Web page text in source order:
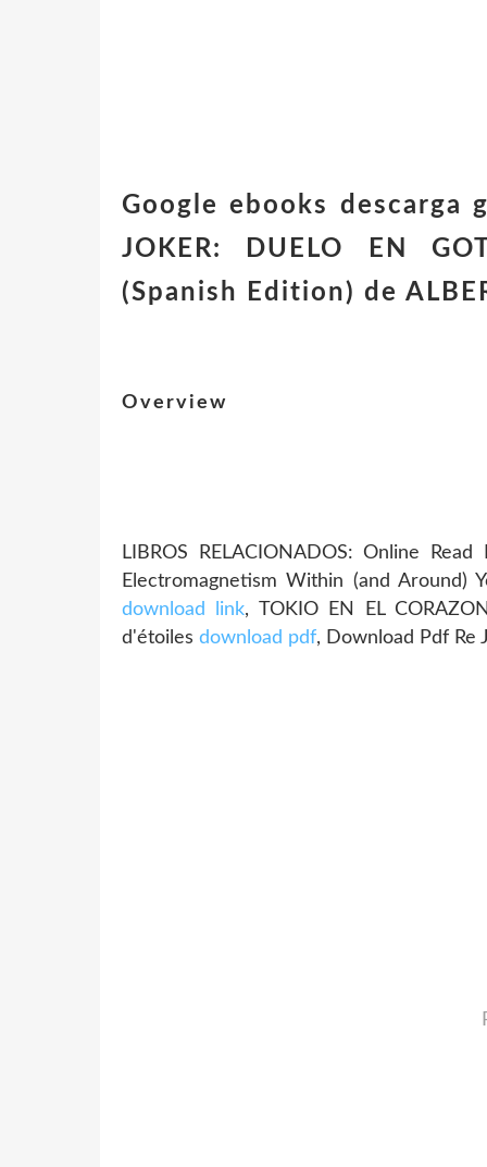
Google ebooks descarga
JOKER: DUELO EN
(Spanish Edition) de
Overview
LIBROS RELACIONADOS: Online
Electromagnetism Within (and Around)
download link, TOKIO EN EL
d'étoiles download pdf, Download Pdf Re